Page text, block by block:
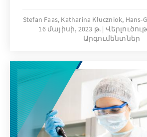
Bildungsverlauf ist die
von Kindertageseinrichtungen
stellt einen entscheidenden,
mehr Bildungsgerechtigkeit
Bildungspolitik, Trägerhandeln
pädagogische Arbeit vor Ort
und empirisch fundiert zu
Monitoringsystem zur
Auswertung aktueller Daten
Stefan Faas, Katharina Kluczniok, Hans-
16 մայիսի, 2023 թ.
Արգումենտներ